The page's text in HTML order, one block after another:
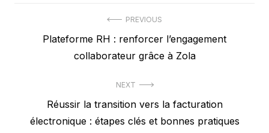
navigation
PREVIOUS
PreviousPlateforme RH : renforcer l’engagement
collaborateur grâce à Zola
NEXT
post:
Réussir la transition vers la facturation
électronique : étapes clés et bonnes pratiques